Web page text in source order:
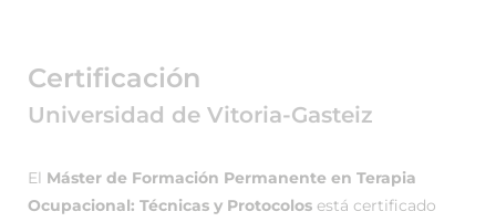
Certificación
Universidad de Vitoria-Gasteiz
El Máster de Formación Permanente en Terapia
Ocupacional: Técnicas y Protocolos está certificado